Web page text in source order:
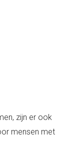
zijn er ook
mensen met